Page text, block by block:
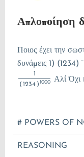
Απλοποίηση
Ποιος έχει την
δυνάμεις 1) (1234) −
1
( 1234 )1000 Αλί Όχι
# POWERS OF
REASONING